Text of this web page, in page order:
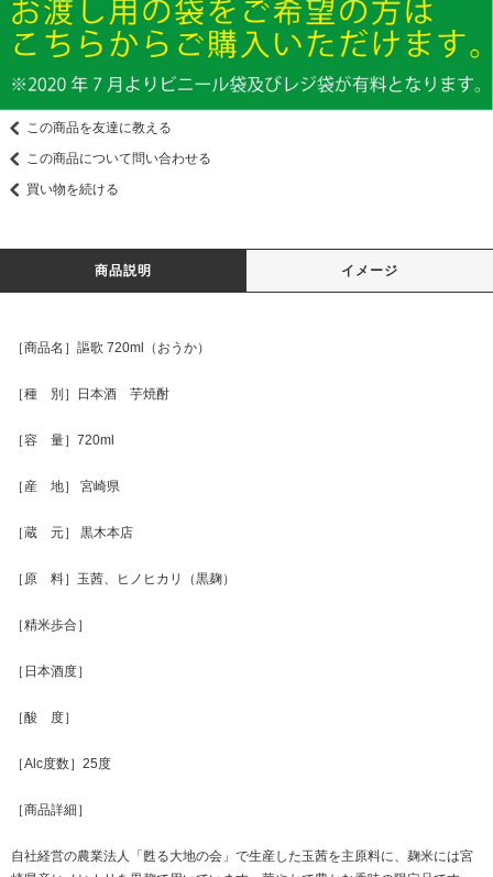
この商品を友達に教える
この商品について問い合わせる
買い物を続ける
商品説明 イメージ
［商品名］謳歌 720ml（おうか）
［種 別］日本酒 芋焼酎
［容 量］720ml
［産 地］ 宮崎県
［蔵 元］ 黒木本店
［原 料］玉茜、ヒノヒカリ（黒麹）
［精米歩合］
［日本酒度］
［酸 度］
［Alc度数］25度
［商品詳細］
自社経営の農業法人「甦る大地の会」で生産した玉茜を主原料に、麹米には宮